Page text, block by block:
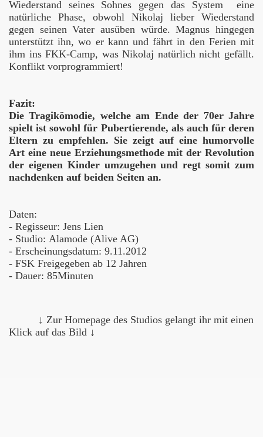
Wiederstand seines Sohnes gegen das System eine
natürliche Phase, obwohl Nikolaj lieber Wiederstand
gegen seinen Vater ausüben würde. Magnus hingegen
unterstützt ihn, wo er kann und fährt in den Ferien mit
ihm ins FKK-Camp, was Nikolaj natürlich nicht gefällt.
Konflikt vorprogrammiert!
Fazit:
Die Tragikömodie, welche am Ende der 70er Jahre
spielt ist sowohl für Pubertierende, als auch für deren
Eltern zu empfehlen. Sie zeigt auf eine humorvolle
Art eine neue Erziehungsmethode mit der Revolution
der eigenen Kinder umzugehen und regt somit zum
nachdenken auf beiden Seiten an.
Daten:
- Regisseur: Jens Lien
- Studio: Alamode (Alive AG)
- Erscheinungsdatum: 9.11.2012
- FSK Freigegeben ab 12 Jahren
- Dauer: 85Minuten
↓ Zur Homepage des Studios gelangt ihr mit einen
Klick auf das Bild ↓